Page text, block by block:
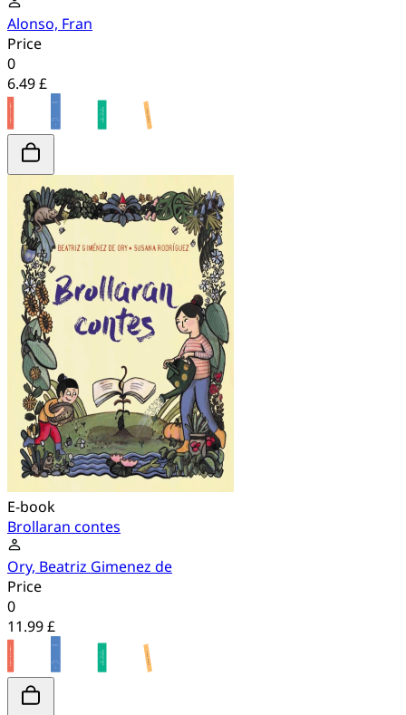
Alonso, Fran
Price
0
6.49 £
E-book
Brollaran contes
Ory, Beatriz Gimenez de
Price
0
11.99 £